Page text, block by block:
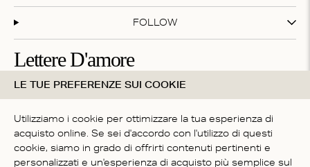
FOLLOW
Lettere D'amore
Iscriviti alla nostra newsletter e ottieni il 20% di sconto sul
tuo primo acquisto!
Iscrivendoti accetti i nostritermini e condizioni
LE TUE PREFERENZE SUI COOKIE
Utilizziamo i cookie per ottimizzare la tua esperienza di
acquisto online. Se sei d'accordo con l'utilizzo di questi
cookie, siamo in grado di offrirti contenuti pertinenti e
personalizzati e un'esperienza di acquisto più semplice sul